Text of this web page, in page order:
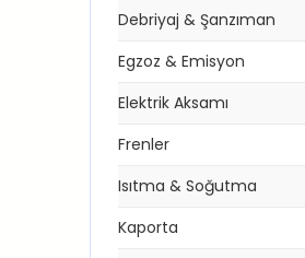
Debriyaj & Şanzıman
Egzoz & Emisyon
Elektrik Aksamı
Frenler
Isıtma & Soğutma
Kaporta